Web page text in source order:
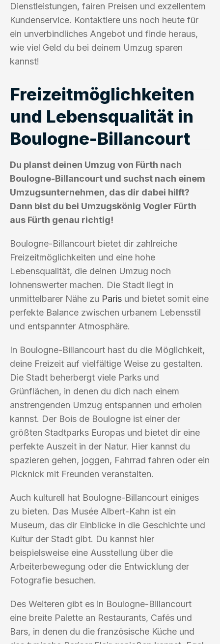
Dienstleistungen, fairen Preisen und exzellentem
Kundenservice. Kontaktiere uns noch heute für
ein unverbindliches Angebot und finde heraus,
wie viel Geld du bei deinem Umzug sparen
kannst!
Freizeitmöglichkeiten
und Lebensqualität in
Boulogne-Billancourt
Du planst deinen Umzug von Fürth nach
Boulogne-Billancourt und suchst nach einem
Umzugsunternehmen, das dir dabei hilft?
Dann bist du bei Umzugskönig Vogler Fürth
aus Fürth genau richtig!
Boulogne-Billancourt bietet dir zahlreiche
Freizeitmöglichkeiten und eine hohe
Lebensqualität, die deinen Umzug noch
lohnenswerter machen. Die Stadt liegt in
unmittelbarer Nähe zu Paris und bietet somit eine
perfekte Balance zwischen urbanem Lebensstil
und entspannter Atmosphäre.
In Boulogne-Billancourt hast du die Möglichkeit,
deine Freizeit auf vielfältige Weise zu gestalten.
Die Stadt beherbergt viele Parks und
Grünflächen, in denen du dich nach einem
anstrengenden Umzug entspannen und erholen
kannst. Der Bois de Boulogne ist einer der
größten Stadtparks Europas und bietet dir eine
perfekte Auszeit in der Natur. Hier kannst du
spazieren gehen, joggen, Fahrrad fahren oder ein
Picknick mit Freunden veranstalten.
Auch kulturell hat Boulogne-Billancourt einiges
zu bieten. Das Musée Albert-Kahn ist ein
Museum, das dir Einblicke in die Geschichte und
Kultur der Stadt gibt. Du kannst hier
beispielsweise eine Ausstellung über die
Arbeiterbewegung oder die Entwicklung der
Fotografie besuchen.
Des Weiteren gibt es in Boulogne-Billancourt
eine breite Palette an Restaurants, Cafés und
Bars, in denen du die französische Küche und